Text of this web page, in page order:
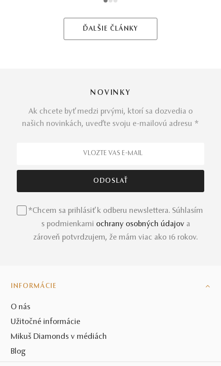
1 2 3
ĎALŠIE ČLÁNKY
NOVINKY
Ak chcete byť medzi prvými, ktorí sa dozvedia o
našich novinkách, uveďte svoju e-mailovú adresu *
*Chcem sa prihlásiť k odberu newslettera. Súhlasím
s podmienkami ochrany osobných údajov a
zároveň potvrdzujem, že mám viac ako 16 rokov.
INFORMÁCIE
O nás
Užitočné informácie
Mikuš Diamonds v médiách
Blog